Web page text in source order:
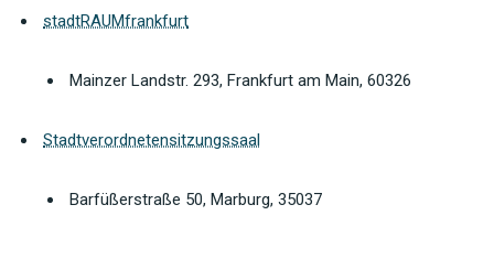
stadtRAUMfrankfurt
Mainzer Landstr. 293, Frankfurt am Main, 60326
Stadtverordnetensitzungssaal
Barfüßerstraße 50, Marburg, 35037